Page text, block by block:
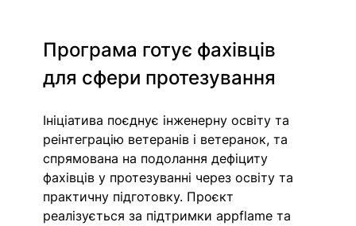
Програма готує фахівців
для сфери протезування
Ініціатива поєднує інженерну освіту та
реінтеграцію ветеранів і ветеранок, та
спрямована на подолання дефіциту
фахівців у протезуванні через освіту та
практичну підготовку. Проєкт
реалізується за підтримки appflame та